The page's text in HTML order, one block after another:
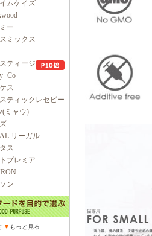
ムケイズ
ー
ミックス
ティージ
ス
ティックレセピー
ミャウ)
リーガル
ス
プレミア
ン
▼ もっと見る